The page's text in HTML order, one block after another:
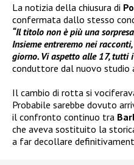
La notizia della chiusura di
confermata dallo stesso
“Il titolo non è più una
Insieme entreremo nei
giorno. Vi aspetto alle 17, tutti
conduttore dal nuovo studio
Il cambio di rotta si
Probabile sarebbe dovuto
il confronto continuo tra
che aveva sostituito la
a far decollare